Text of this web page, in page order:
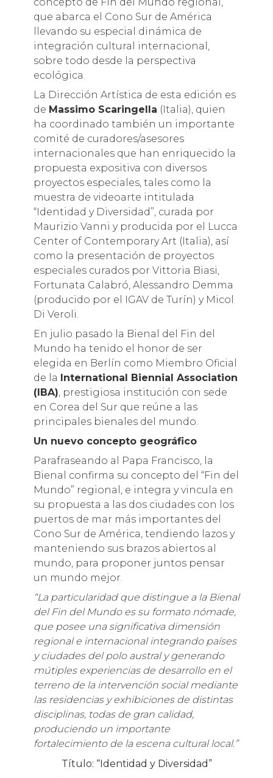
que abarca el Cono Sur de América
llevando su especial dinámica de
integración cultural internacional,
sobre todo desde la perspectiva
ecológica.
La Dirección Artística de esta edición es
de Massimo Scaringella (Italia), quien
ha coordinado también un importante
comité de curadores/asesores
internacionales que han enriquecido la
propuesta expositiva con diversos
proyectos especiales, tales como la
muestra de videoarte intitulada
“Identidad y Diversidad”, curada por
Maurizio Vanni y producida por el Lucca
Center of Contemporary Art (Italia), así
como la presentación de proyectos
especiales curados por Vittoria Biasi,
Fortunata Calabró, Alessandro Demma
(producido por el IGAV de Turín) y Micol
Di Veroli.
En julio pasado la Bienal del Fin del
Mundo ha tenido el honor de ser
elegida en Berlín como Miembro Oficial
de la International Biennial Association
(IBA), prestigiosa institución con sede
en Corea del Sur que reúne a las
principales bienales del mundo.
Un nuevo concepto geográfico
Parafraseando al Papa Francisco, la
Bienal confirma su concepto del “Fin del
Mundo” regional, e integra y vincula en
su propuesta a las dos ciudades con los
puertos de mar más importantes del
Cono Sur de América, tendiendo lazos y
manteniendo sus brazos abiertos al
mundo, para proponer juntos pensar
un mundo mejor.
“La particularidad que distingue a la Bienal
del Fin del Mundo es su formato nómade,
que posee una significativa dimensión
regional e internacional integrando países
y ciudades del polo austral y generando
mútiples experiencias de desarrollo en el
terreno de la intervención social mediante
las residencias y exhibiciones de distintas
disciplinas, todas de gran calidad,
produciendo un importante
fortalecimiento de la escena cultural local.”
Título: “Identidad y Diversidad”